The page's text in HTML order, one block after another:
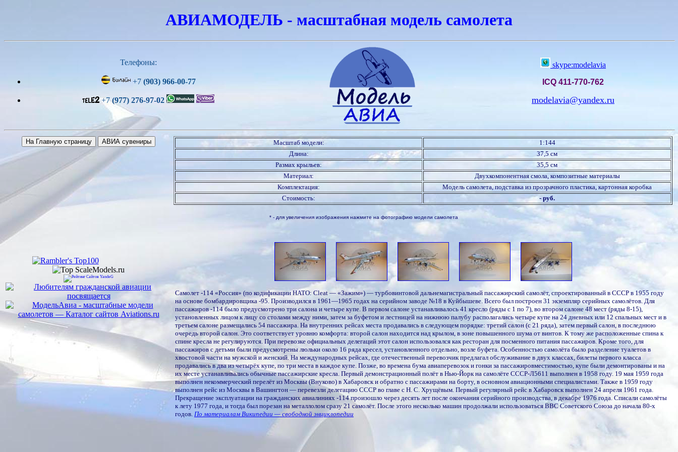
АВИАМОДЕЛЬ - масштабная модель самолета
Телефоны:
+7 (903) 966-00-77
+7(977) 276-97-02
skype:modelavia
ICQ 411-770-762
modelavia@yandex.ru
Масштаб модели:
1:144
Длина:
37,5 см
Размах крыльев:
35,5 см
Материал:
Двухкомпонентная смола, композитные материалы
Комплектация:
Модель самолета, подставка из прозрачного пластика, картонная коробка
Стоимость:
- руб.
* - для увеличения изображения нажмите на фотографию модели самолета
Самолет -114 «Россия» (по кодификации НАТО: Cleat — «Зажим») — турбовинтовой дальнемагистральный пассажирский самолёт, спроектированный в СССР в 1955 году
на основе бомбардировщика -95. Производился в 1961—1965 годах на серийном заводе №18 в Куйбышеве. Всего был построен 31 экземпляр серийных самолётов. Для
пассажиров -114 было предусмотрено три салона и четыре купе. В первом салоне устанавливалось 41 кресло (ряды с 1 по 7), во втором салоне 48 мест (ряды 8-15),
установленных лицом к лицу со столами между ними, затем за буфетом и лестницей на нижнюю палубу располагались четыре купе на 24 дневных или 12 спальных мест и в
третьем салоне размещались 54 пассажира. На внутренних рейсах места продавались в следующем порядке: третий салон (с 21 ряда), затем первый салон, в последнюю
очередь второй салон. Это соответствует уровню комфорта: второй салон находится над крылом, в зоне повышенного шума от винтов. К тому же расположенные спина к
спине кресла не регулируются. При перевозке официальных делегаций этот салон использовался как ресторан для посменного питания пассажиров. Кроме того, для
пассажиров с детьми были предусмотрены люльки около 16 ряда кресел, установленного отдельно, возле буфета. Особенностью самолёта было разделение туалетов в
хвостовой части на мужской и женский. На международных рейсах, где отечественный перевозчик предлагал обслуживание в двух классах, билеты первого класса
продавались в два из четырёх купе, по три места в каждое купе. Позже, во времена бума авиаперевозок и гонки за пассажировместимостью, купе были демонтированы и на
их месте устанавливались обычные пассажирские кресла. Первый демонстрационный полёт в Нью-Йорк на самолёте СССР-Л5611 выполнен в 1958 году. 19 мая 1959 года
выполнен некоммерческий перелёт из Москвы (Внуково) в Хабаровск и обратно с пассажирами на борту, в основном авиационными специалистами. Также в 1959 году
выполнен рейс из Москвы в Вашингтон — перевезли делегацию СССР во главе с Н. С. Хрущёвым. Первый регулярный рейс в Хабаровск выполнен 24 апреля 1961 года.
Прекращение эксплуатации на гражданских авиалиниях -114 произошло через десять лет после окончания серийного производства, в декабре 1976 года. Списали самолёты
к лету 1977 года, и тогда был порезан на металлолом сразу 21 самолёт. После этого несколько машин продолжали использоваться ВВС Советского Союза до начала 80-х
годов. По материалам Википедии — свободной энциклопедии